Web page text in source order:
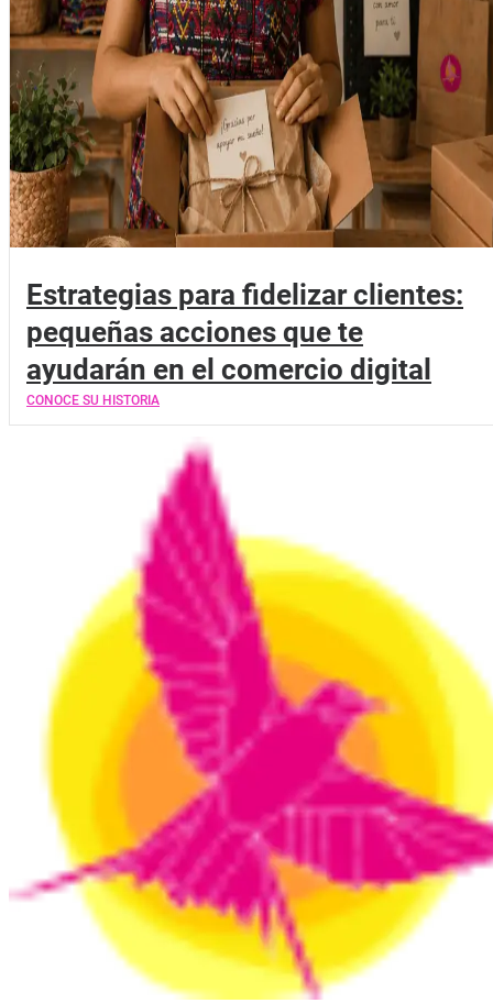
Estrategias para fidelizar clientes:
pequeñas acciones que te
ayudarán en el comercio digital
CONOCE SU HISTORIA